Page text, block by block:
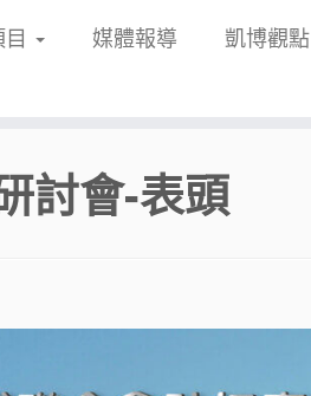
媒體報導 凱博觀點
討會-表頭